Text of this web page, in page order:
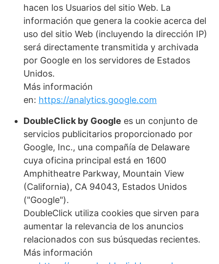
hacen los Usuarios del sitio Web. La
información que genera la cookie acerca del
uso del sitio Web (incluyendo la dirección IP)
será directamente transmitida y archivada
por Google en los servidores de Estados
Unidos.
Más información
en: https://analytics.google.com
DoubleClick by Google es un conjunto de
servicios publicitarios proporcionado por
Google, Inc., una compañía de Delaware
cuya oficina principal está en 1600
Amphitheatre Parkway, Mountain View
(California), CA 94043, Estados Unidos
("Google").
DoubleClick utiliza cookies que sirven para
aumentar la relevancia de los anuncios
relacionados con sus búsquedas recientes.
Más información